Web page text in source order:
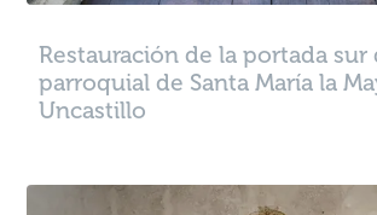
Restauración de la portada sur
parroquial de Santa María la
Uncastillo